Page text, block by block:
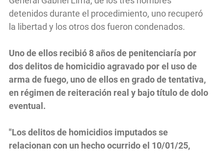
detenidos durante el procedimiento, uno recuperó
la libertad y los otros dos fueron condenados.
Uno de ellos recibió 8 años de penitenciaría por
dos delitos de homicidio agravado por el uso de
arma de fuego, uno de ellos en grado de tentativa,
en régimen de reiteración real y bajo título de dolo
eventual.
"Los delitos de homicidios imputados se
relacionan con un hecho ocurrido el 10/01/25,